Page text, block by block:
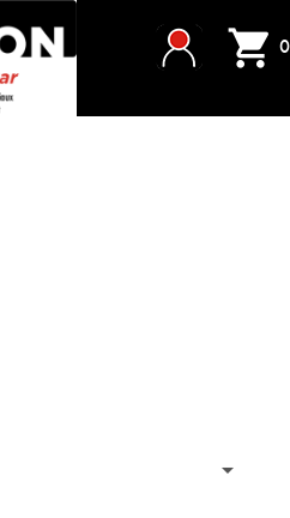
 0
